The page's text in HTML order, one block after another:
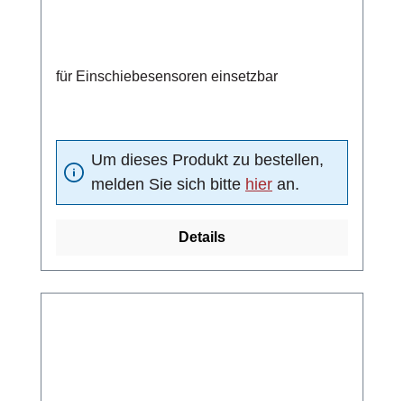
für Einschiebesensoren einsetzbar
Um dieses Produkt zu bestellen,
melden Sie sich bitte hier an.
Details